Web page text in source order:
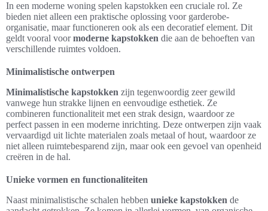
In een moderne woning spelen kapstokken een cruciale rol. Ze
bieden niet alleen een praktische oplossing voor garderobe-
organisatie, maar functioneren ook als een decoratief element. Dit
geldt vooral voormoderne kapstokken die aan de behoeften van
verschillende ruimtes voldoen.
Minimalistische ontwerpen
Minimalistische kapstokken zijn tegenwoordig zeer gewild
vanwege hun strakke lijnen en eenvoudige esthetiek. Ze
combineren functionaliteit met een strak design, waardoor ze
perfect passen in een moderne inrichting. Deze ontwerpen zijn vaak
vervaardigd uit lichte materialen zoals metaal of hout, waardoor ze
niet alleen ruimtebesparend zijn, maar ook een gevoel van openheid
creëren in de hal.
Unieke vormen en functionaliteiten
Naast minimalistische schalen hebben unieke kapstokken de